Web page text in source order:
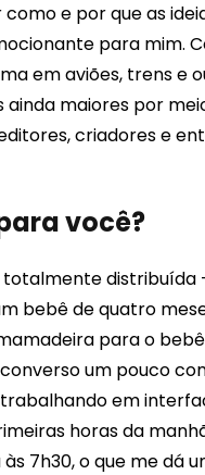
e por que as
para mim.
em aviões, trens e
maiores por
criadores e
você?
totalmente
bebê de quatro
para o
um pouco
em
horas da
às 7h30, o que me